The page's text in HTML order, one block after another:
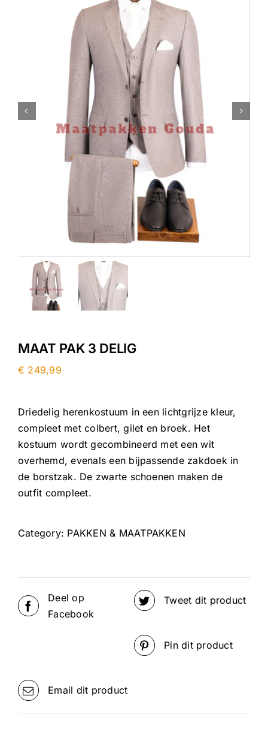
 
MAAT PAK 3 DELIG
€ 249,99
Driedelig herenkostuum in een lichtgrijze kleur,
compleet met colbert, gilet en broek. Het
kostuum wordt gecombineerd met een wit
overhemd, evenals een bijpassende zakdoek in
de borstzak. De zwarte schoenen maken de
outfit compleet.
Category: PAKKEN & MAATPAKKEN
Deel op
Facebook
Tweet dit product
Pin dit product
Email dit product